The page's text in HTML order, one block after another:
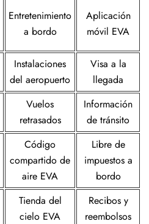
Entretenimiento
a bordo
Aplicación
móvil EVA
Instalaciones
del aeropuerto
Visa a la
llegada
Vuelos
retrasados
Información
de tránsito
Código
compartido de
aire EVA
Libre de
impuestos a
bordo
Tienda del
cielo EVA
Recibos y
reembolsos